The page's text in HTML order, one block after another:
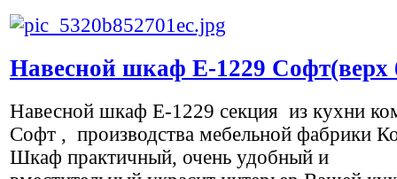
Навесной шкаф Е-1229 Софт(верх
Навесной шкаф Е-1229 секция из кухни
Софт , производства мебельной фабрики
Шкаф практичный, очень удобный и